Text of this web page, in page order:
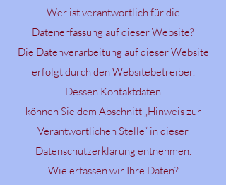
Wer ist verantwortlich für die
Datenerfassung auf dieser Website?
Die Datenverarbeitung auf dieser Website
erfolgt durch den Websitebetreiber.
Dessen Kontaktdaten
können Sie dem Abschnitt „Hinweis zur
Verantwortlichen Stelle“ in dieser
Datenschutzerklärung entnehmen.
Wie erfassen wir Ihre Daten?